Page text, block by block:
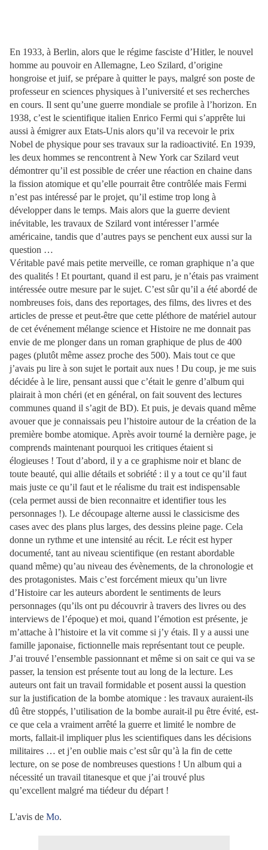
En 1933, à Berlin, alors que le régime fasciste d’Hitler, le nouvel
homme au pouvoir en Allemagne, Leo Szilard, d’origine
hongroise et juif, se prépare à quitter le pays, malgré son poste de
professeur en sciences physiques à l’université et ses recherches
en cours. Il sent qu’une guerre mondiale se profile à l’horizon. En
1938, c’est le scientifique italien Enrico Fermi qui s’apprête lui
aussi à émigrer aux Etats-Unis alors qu’il va recevoir le prix
Nobel de physique pour ses travaux sur la radioactivité. En 1939,
les deux hommes se rencontrent à New York car Szilard veut
démontrer qu’il est possible de créer une réaction en chaine dans
la fission atomique et qu’elle pourrait être contrôlée mais Fermi
n’est pas intéressé par le projet, qu’il estime trop long à
développer dans le temps. Mais alors que la guerre devient
inévitable, les travaux de Szilard vont intéresser l’armée
américaine, tandis que d’autres pays se penchent eux aussi sur la
question …
Véritable pavé mais petite merveille, ce roman graphique n’a que
des qualités ! Et pourtant, quand il est paru, je n’étais pas vraiment
intéressée outre mesure par le sujet. C’est sûr qu’il a été abordé de
nombreuses fois, dans des reportages, des films, des livres et des
articles de presse et peut-être que cette pléthore de matériel autour
de cet événement mélange science et Histoire ne me donnait pas
envie de me plonger dans un roman graphique de plus de 400
pages (plutôt même assez proche des 500). Mais tout ce que
j’avais pu lire à son sujet le portait aux nues ! Du coup, je me suis
décidée à le lire, pensant aussi que c’était le genre d’album qui
plairait à mon chéri (et en général, on fait souvent des lectures
communes quand il s’agit de BD). Et puis, je devais quand même
avouer que je connaissais peu l’histoire autour de la création de la
première bombe atomique. Après avoir tourné la dernière page, je
comprends maintenant pourquoi les critiques étaient si
élogieuses ! Tout d’abord, il y a ce graphisme noir et blanc de
toute beauté, qui allie détails et sobriété : il y a tout ce qu’il faut
mais juste ce qu’il faut et le réalisme du trait est indispensable
(cela permet aussi de bien reconnaitre et identifier tous les
personnages !). Le découpage alterne aussi le classicisme des
cases avec des plans plus larges, des dessins pleine page. Cela
donne un rythme et une intensité au récit. Le récit est hyper
documenté, tant au niveau scientifique (en restant abordable
quand même) qu’au niveau des évènements, de la chronologie et
des protagonistes. Mais c’est forcément mieux qu’un livre
d’Histoire car les auteurs abordent le sentiments de leurs
personnages (qu’ils ont pu découvrir à travers des livres ou des
interviews de l’époque) et moi, quand l’émotion est présente, je
m’attache à l’histoire et la vit comme si j’y étais. Il y a aussi une
famille japonaise, fictionnelle mais représentant tout ce peuple.
J’ai trouvé l’ensemble passionnant et même si on sait ce qui va se
passer, la tension est présente tout au long de la lecture. Les
auteurs ont fait un travail formidable et posent aussi la question
sur la justification de la bombe atomique : les travaux auraient-ils
dû être stoppés, l’utilisation de la bombe aurait-il pu être évité, est-
ce que cela a vraiment arrêté la guerre et limité le nombre de
morts, fallait-il impliquer plus les scientifiques dans les décisions
militaires … et j’en oublie mais c’est sûr qu’à la fin de cette
lecture, on se pose de nombreuses questions ! Un album qui a
nécessité un travail titanesque et que j’ai trouvé plus
qu’excellent malgré ma tiédeur du départ !
L'avis de Mo.